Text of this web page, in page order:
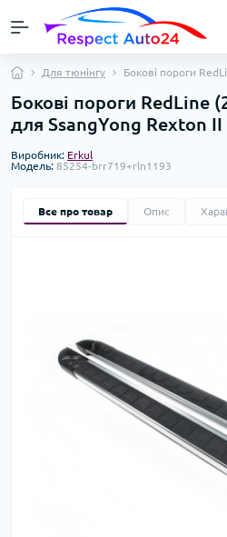
Для тюнінгу Бокові пороги
Бокові пороги RedLine
для SsangYong Rexton II
Виробник: Erkul
Модель: 85254-brr719+rln1193
Все про товар Опис